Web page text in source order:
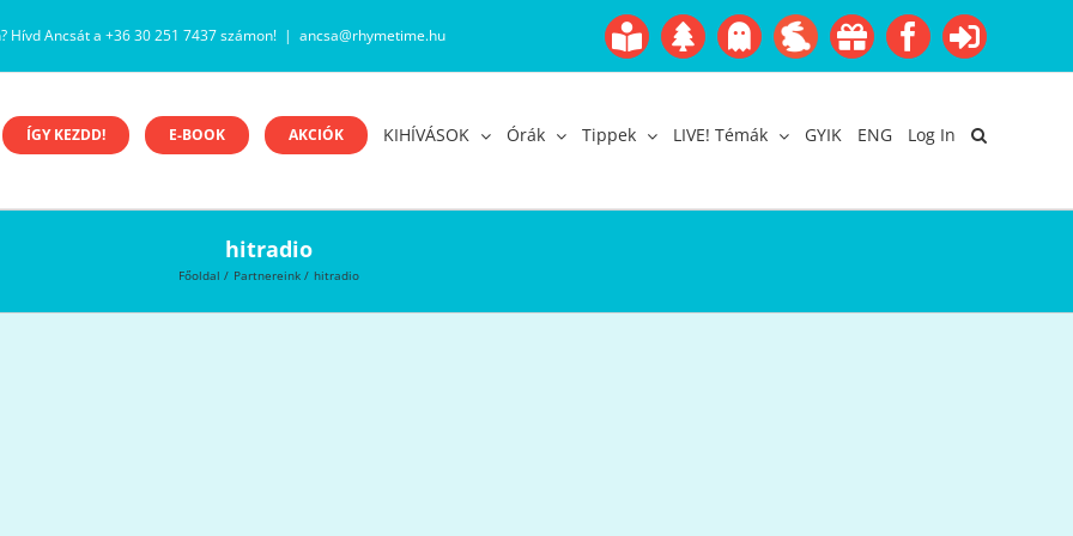
Hívd Ancsát a +36 30 251 7437 számon! | ancsa@rhymetime.hu
Boofairy
Gyerekangol
AdventHalloween
EasterAkcióFacebook
Login
ÍGY KEZDD! E-BOOK AKCIÓK KIHÍVÁSOK Órák Tippek LIVE! Témák GYIK ENG Log In
hitradio
Főoldal Partnereink hitradio